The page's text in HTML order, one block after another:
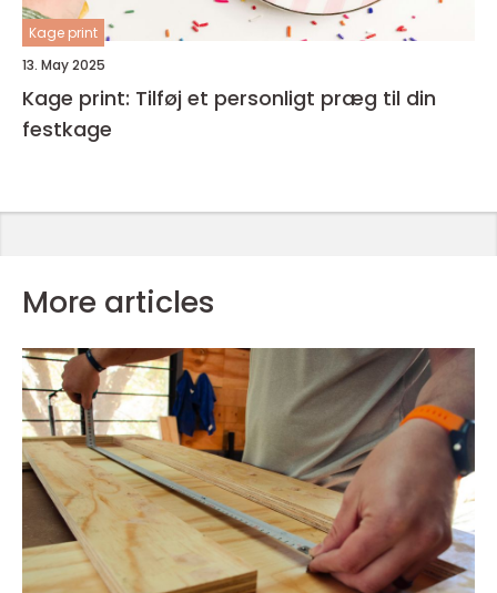
Kage print
13. May 2025
Kage print: Tilføj et personligt præg til din
festkage
More articles